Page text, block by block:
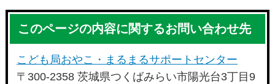
このページの内容に関するお問い合わせ先
こども局おやこ・まるまるサポートセンター
〒300-2358 茨城県つくばみらい市陽光台3丁目9